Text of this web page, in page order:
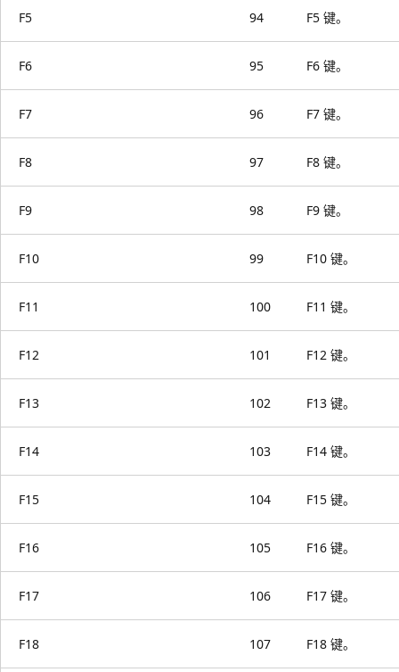
F5 94 F5 键。
F6 95 F6 键。
F7 96 F7 键。
F8 97 F8 键。
F9 98 F9 键。
F10 99 F10 键。
F11 100 F11 键。
F12 101 F12 键。
F13 102 F13 键。
F14 103 F14 键。
F15 104 F15 键。
F16 105 F16 键。
F17 106 F17 键。
F18 107 F18 键。